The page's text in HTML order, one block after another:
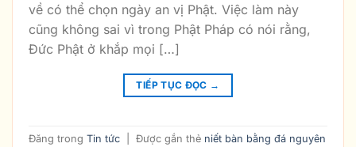
về có thể chọn ngày an vị Phật. Việc làm này
cũng không sai vì trong Phật Pháp có nói rằng,
Đức Phật ở khắp mọi […]
TIẾP TỤC ĐỌC →
Đăng trong Tin tức Được gắn thẻ niết bàn bằng đá nguyên